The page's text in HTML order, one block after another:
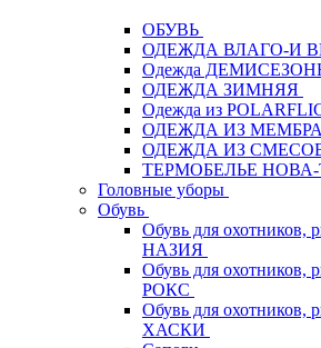
ОБУВЬ
ОДЕЖДА ВЛАГО-И
Одежда
ОДЕЖДА ЗИМНЯЯ
Одежда из
ОДЕЖДА ИЗ
ОДЕЖДА ИЗ
ТЕРМОБЕЛЬЕ НОВА-
Головные уборы
Обувь
Обувь для охотников,
НАЗИЯ
Обувь для охотников,
РОКС
Обувь для охотников,
ХАСКИ